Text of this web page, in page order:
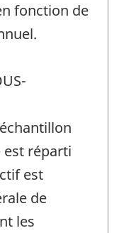
fonction de
réparti
est
de
les